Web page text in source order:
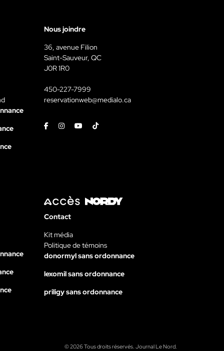
Nous joindre
36, avenue Filion
Saint-Sauveur, QC
J0R 1R0
450-227-7999
reservationweb@medialo.ca
FacebookInstagramYoutubeTiktok
Contact
Kit média
Politique de témoins
donormyl sans ordonnance
lexomil sans ordonnance
priligy sans ordonnance
© 2026 Tous droits réservés. Journal Le Nord.